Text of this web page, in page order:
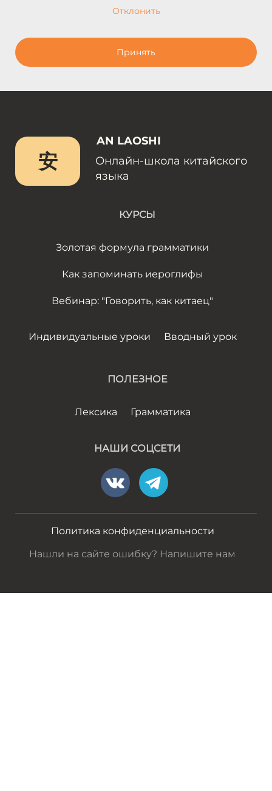
Отклонить
Принять
安
AN LAOSHI
Онлайн-школа китайского
языка
КУРСЫ
Золотая формула грамматики
Как запоминать иероглифы
Вебинар: "Говорить, как китаец"
Индивидуальные уроки Вводный урок
ПОЛЕЗНОЕ
Лексика Грамматика
НАШИ СОЦСЕТИ
Политика конфиденциальности
Нашли на сайте ошибку? Напишите нам